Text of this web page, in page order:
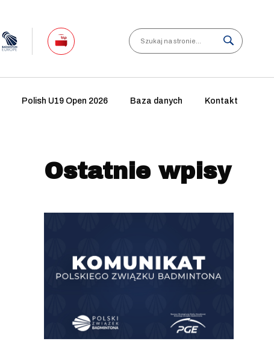
Search
Polish U19 Open 2026 Baza danych Kontakt
Ostatnie wpisy